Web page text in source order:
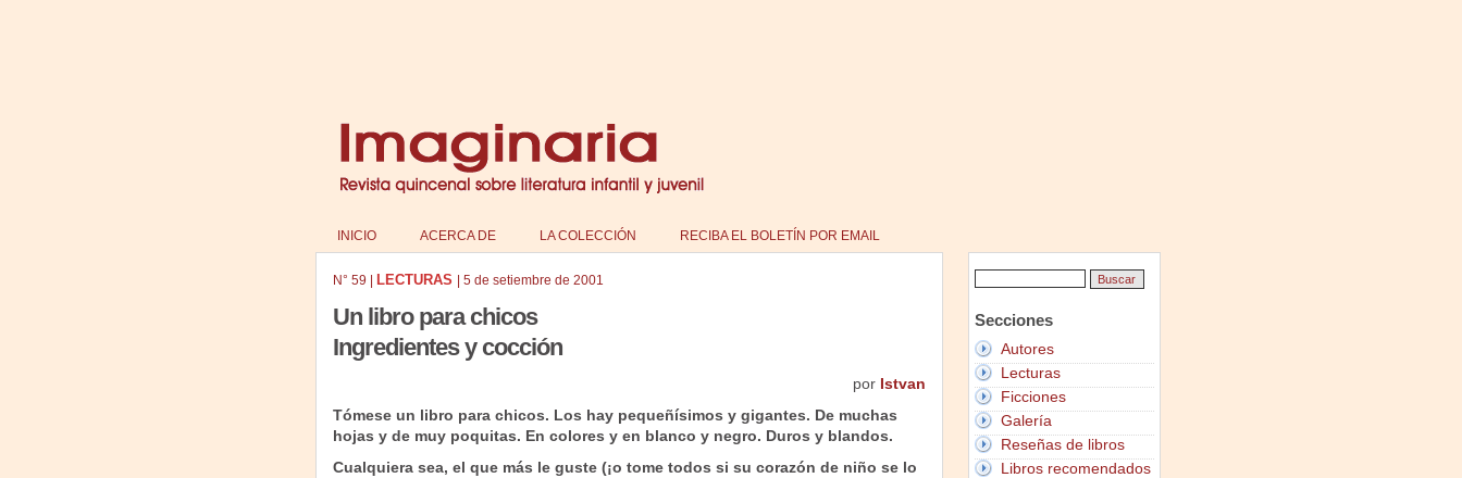
INICIO ACERCA DE LA COLECCIÓN RECIBA EL BOLETÍN POR EMAIL
N° 59 LECTURAS 5 de setiembre de 2001
Un libro para chicos
Ingredientes y cocción
por Istvan
Tómese un libro para chicos. Los hay pequeñísimos y gigantes. De muchas
hojas y de muy poquitas. En colores y en blanco y negro. Duros y blandos.
Cualquiera sea, el que más le guste (¡o tome todos si su corazón de niño se lo
Secciones
Autores
Lecturas
Ficciones
Galería
Reseñas de libros
Libros recomendados